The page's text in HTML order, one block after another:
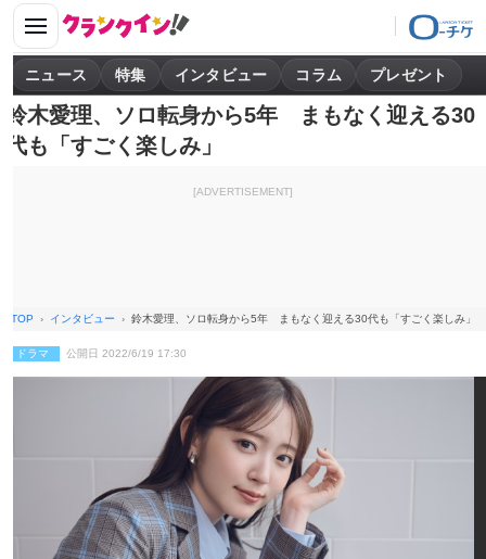
ニュース 特集 インタビュー コラム プレゼント
鈴木愛理、ソロ転身から5年 まもなく迎える30
代も「すごく楽しみ」
[ADVERTISEMENT]
TOP インタビュー 鈴木愛理、ソロ転身から5年 まもなく迎える30代も「すごく楽しみ」
ドラマ 公開日 2022/6/19 17:30